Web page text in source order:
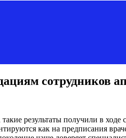
сотрудников
результаты получили в
как на предписания